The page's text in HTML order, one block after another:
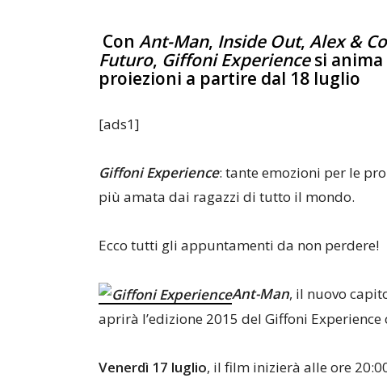
Con Ant-Man, Inside Out, Alex &
Futuro, Giffoni Experiencesi anima
proiezioni a partire dal 18 luglio
[ads1]
Giffoni Experience: tante emozioni per le
più amata dai ragazzi di tutto il mondo.
Ecco tutti gli appuntamenti da non perdere!
Ant-Man, il nuovo
aprirà l’edizione 2015 del Giffoni Experience
Venerdì 17 luglio, il film inizierà alle ore